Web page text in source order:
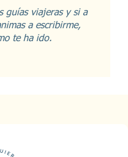
guías viajeras y si a
a escribirme,
te ha ido.